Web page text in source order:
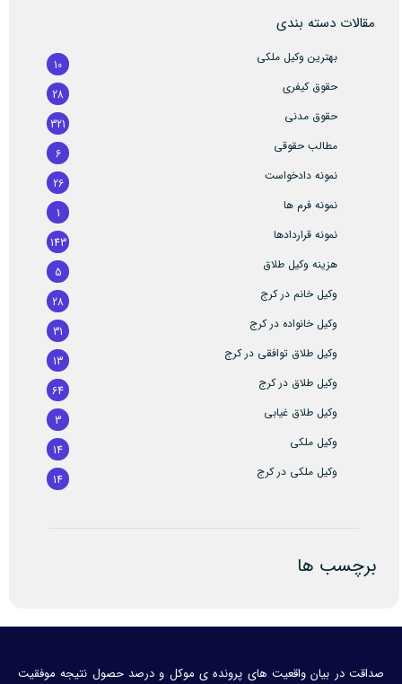
مقالات دسته بندی
بهترین وکیل ملکی
10
حقوق کیفری
28
حقوق مدنی
321
مطالب حقوقی
6
نمونه دادخواست
26
نمونه فرم ها
1
نمونه قراردادها
143
هزینه وکیل طلاق
5
وکیل خانم در کرج
28
وکیل خانواده در کرج
31
وکیل طلاق توافقی در کرج
13
وکیل طلاق در کرج
64
وکیل طلاق غیابی
3
وکیل ملکی
14
وکیل ملکی در کرج
14
برچسب ها
صداقت در بیان واقعیت های پرونده ی موکل و درصد حصول نتیجه موفقیت